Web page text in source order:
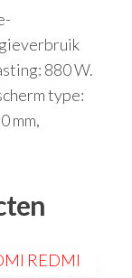
880 W.
type:
mm,